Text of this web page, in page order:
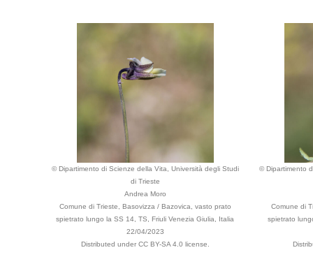
© Dipartimento di Scienze della Vita, Università degli Studi
di Trieste
Andrea Moro
Comune di Trieste, Basovizza / Bazovica, vasto prato
spietrato lungo la SS 14, TS, Friuli Venezia Giulia, Italia
22/04/2023
Distributed under CC BY-SA 4.0 license.
© Dipartimento
Comune di
spietrato